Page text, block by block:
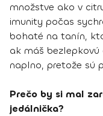
množstve ako v
imunity počas
bohaté na tanín,
ak máš
naplno, pretože sú
Prečo by si mal
jedálnička?